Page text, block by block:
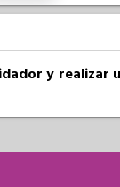
y realizar